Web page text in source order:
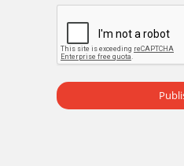
26IntroducereFRG 45
aceste instrucţiuni de
sunt parte componentă a
Pagina 22 - Korak 7
27SiguranţaFRG 45
oferite indicaţii importante de